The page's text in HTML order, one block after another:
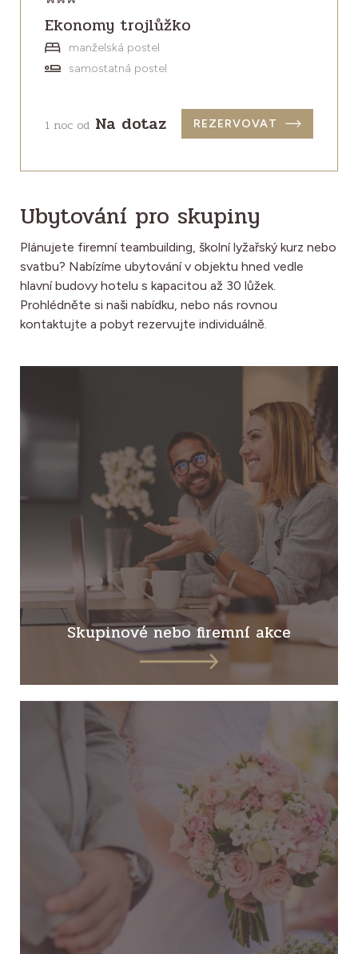
Ekonomy trojlůžko
manželská postel
samostatná postel
1 noc od Na dotaz REZERVOVAT
Ubytování pro skupiny
Plánujete firemní teambuilding, školní lyžařský kurz nebo
svatbu? Nabízíme ubytování v objektu hned vedle
hlavní budovy hotelu s kapacitou až 30 lůžek.
Prohlédněte si naši nabídku, nebo nás rovnou
kontaktujte a pobyt rezervujte individuálně.
Skupinové nebo firemní akce